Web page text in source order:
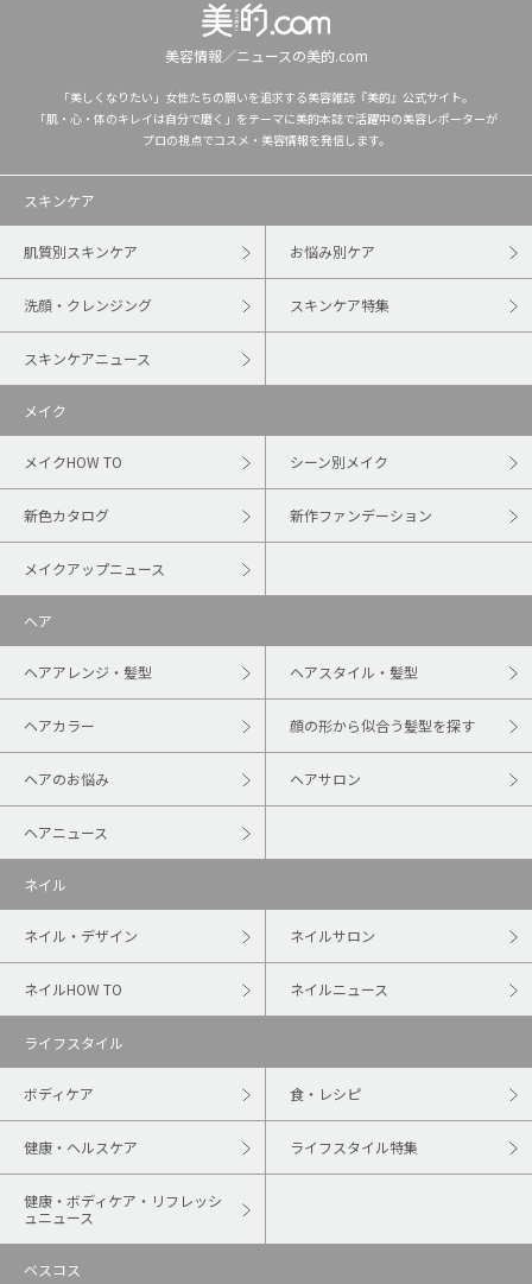
美容情報／ニュースの美的.com
「美しくなりたい」女性たちの願いを追求する美容雑誌『美的』公式サイト。
「肌・心・体のキレイは自分で磨く」をテーマに美的本誌で活躍中の美容レポーターが
プロの視点でコスメ・美容情報を発信します。
スキンケア
肌質別スキンケア お悩み別ケア
洗顔・クレンジング スキンケア特集
スキンケアニュース
メイク
メイクHOW TO シーン別メイク
新色カタログ 新作ファンデーション
メイクアップニュース
ヘア
ヘアアレンジ・髪型 ヘアスタイル・髪型
ヘアカラー 顔の形から似合う髪型を探す
ヘアのお悩み ヘアサロン
ヘアニュース
ネイル
ネイル・デザイン ネイルサロン
ネイルHOW TO ネイルニュース
ライフスタイル
ボディケア 食・レシピ
健康・ヘルスケア ライフスタイル特集
健康・ボディケア・リフレッシ
ュニュース
ベスコス